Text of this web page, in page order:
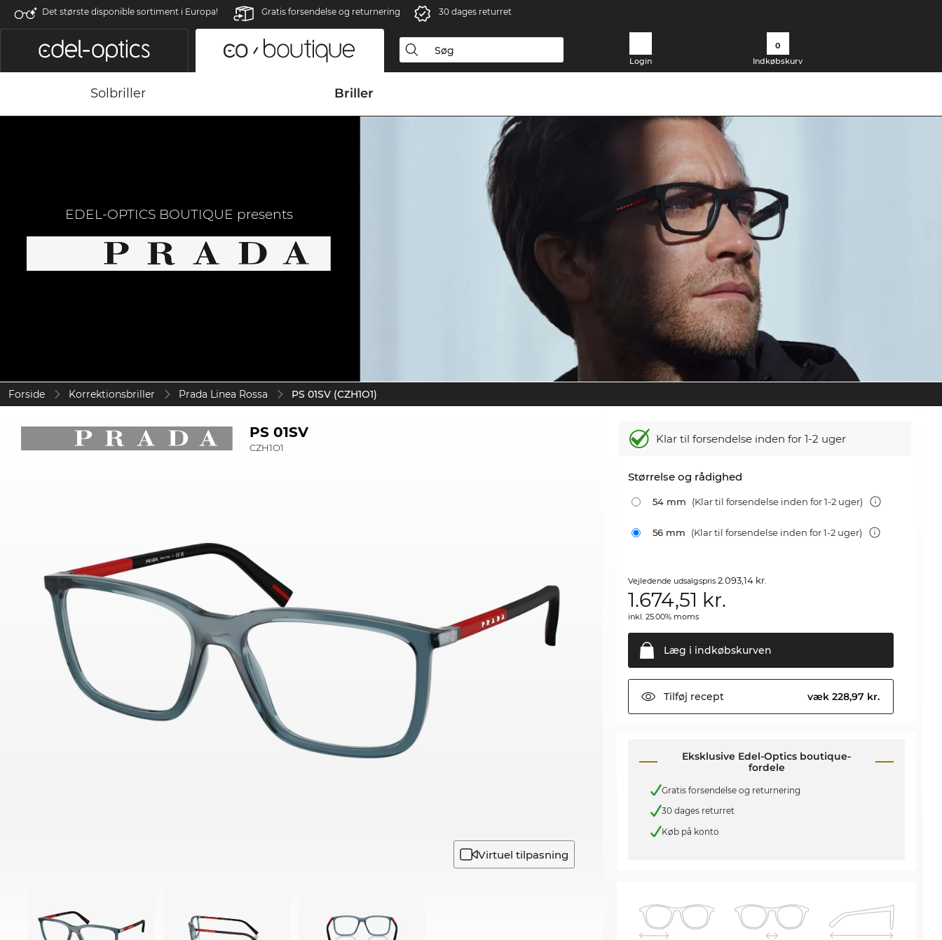
Det største disponible sortiment i Europa! Gratis forsendelse og returnering 30 dages returret
Login
0
Indkøbskurv
Solbriller Briller
EDEL-OPTICS BOUTIQUE presents
Forside Korrektionsbriller Prada Linea Rossa PS 01SV (CZH1O1)
PS 01SV
CZH1O1
Virtuel tilpasning
Klar til forsendelse inden for 1-2 uger
Størrelse og rådighed
54 mm (Klar til forsendelse inden for 1-2 uger)
56 mm (Klar til forsendelse inden for 1-2 uger)
Vejledende udsalgspris2.093,14 kr.
1.674,51 kr.
inkl. 25.00% moms
Læg i indkøbskurven
Tilføj recept væk 228,97 kr.
Eksklusive Edel-Optics boutique-
fordele
Gratis forsendelse og returnering
30 dages returret
Køb på konto